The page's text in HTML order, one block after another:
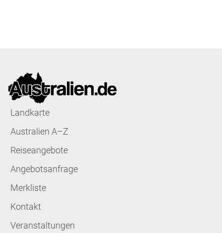
Landkarte
Australien A–Z
Reiseangebote
Angebotsanfrage
Merkliste
Kontakt
Veranstaltungen